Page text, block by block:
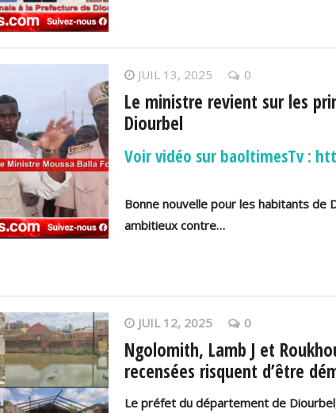
JUIL 13, 2025 0
Le ministre revient sur les
Diourbel
Voir vidéo sur baoltimesTv :
Bonne nouvelle pour les habitants
ambitieux contre…
JUIL 12, 2025 0
Ngolomith, Lamb J et
recensées risquent d’être
Le préfet du département de